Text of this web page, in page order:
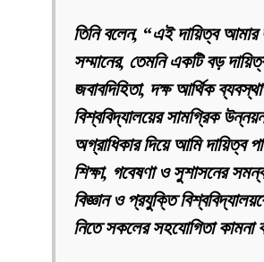
তিনি বলেন, “এই দায়িত্ব
সম্মানের, তেমনি একটি বড়
জবাবদিহিতা, দক্ষ আর্থিক
বিশ্ববিদ্যালয়ের সামগ্রিক
অগ্রাধিকার দিয়ে আমি দায়িত্ব
শিক্ষা, গবেষণা ও সুশাসনের
বিজ্ঞান ও প্রযুক্তি
নিতে সকলের সহযোগিতা